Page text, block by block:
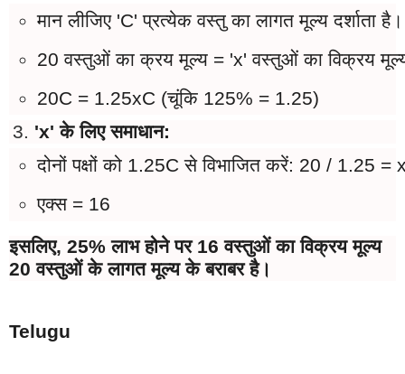
मान लीजिए 'C' प्रत्येक वस्तु का लागत मूल्य दर्शाता है।
20 वस्तुओं का क्रय मूल्य = 'x' वस्तुओं का विक्रय
20C = 1.25xC (चूंकि 125% = 1.25)
'x' के लिए समाधान:
दोनों पक्षों को 1.25C से विभाजित करें: 20 / 1.25 =
एक्स = 16
इसलिए, 25% लाभ होने पर 16 वस्तुओं का विक्रय मूल्य
20 वस्तुओं के लागत मूल्य के बराबर है।
Telugu